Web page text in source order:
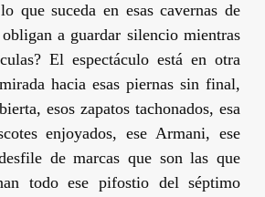
que suceda en esas cavernas de
a guardar silencio mientras
El espectáculo está en otra
hacia esas piernas sin final,
esos zapatos tachonados, esa
enjoyados, ese Armani, ese
de marcas que son las que
todo ese pifostio del séptimo